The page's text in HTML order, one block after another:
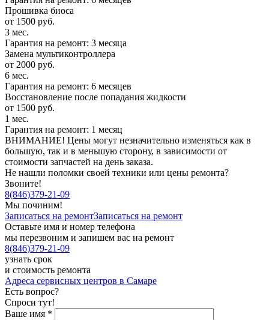
Прошивка биоса
от 1500 руб.
3 мес.
Гарантия на ремонт: 3 месяца
Замена мультиконтроллера
от 2000 руб.
6 мес.
Гарантия на ремонт: 6 месяцев
Восстановление после попадания жидкости
от 1500 руб.
1 мес.
Гарантия на ремонт: 1 месяц
ВНИМАНИЕ! Цены могут незначительно изменяться как в
большую, так и в меньшую сторону, в зависимости от
стоимости запчастей на день заказа.
Не нашли поломки своей техники или цены ремонта?
Звоните!
8(846)379-21-09
Мы починим!
Записаться на ремонтЗаписаться на ремонт
Оставьте имя и номер телефона
мы перезвоним и запишем вас на ремонт
8(846)379-21-09
узнать срок
и стоимость ремонта
Адреса сервисных центров в Самаре
Есть вопрос?
Спроси тут!
Ваше имя *